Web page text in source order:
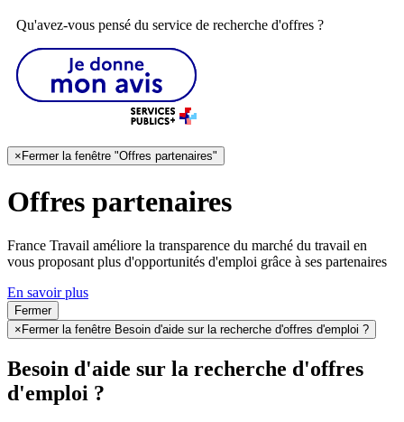
Qu'avez-vous pensé du service de recherche d'offres ?
× Fermer la fenêtre "Offres partenaires"
Offres partenaires
France Travail améliore la transparence du marché du travail en
vous proposant plus d'opportunités d'emploi grâce à ses partenaires
En savoir plus
Fermer
× Fermer la fenêtre Besoin d'aide sur la recherche d'offres d'emploi ?
Besoin d'aide sur la recherche d'offres
d'emploi ?